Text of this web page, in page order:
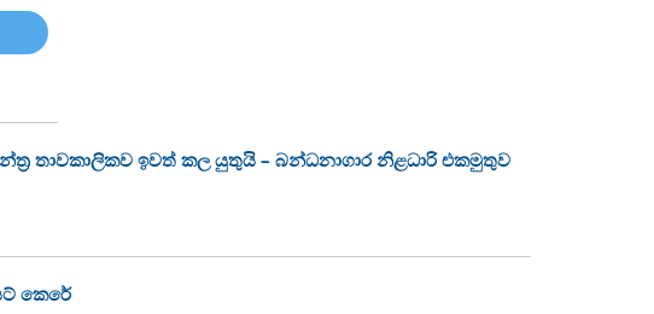
තාවකාලිකව ඉවත් කල යුතුයි – බන්ධනාගාර නිළධාරි එකමුතුව
කෙරේ